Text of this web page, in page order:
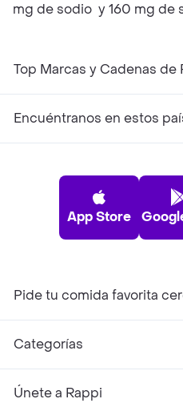
mg de sodio y 160 mg de
Top Marcas y Cadenas de
Encuéntranos en estos
App Store
Pide tu comida favorita
Categorías
Únete a Rappi